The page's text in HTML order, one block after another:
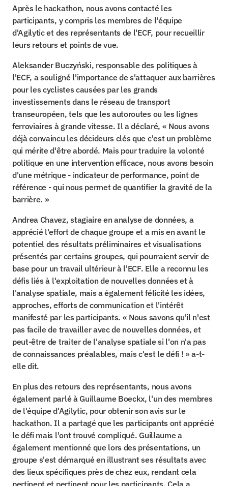
Après le hackathon, nous avons contacté les
participants, y compris les membres de l'équipe
d'Agilytic et des représentants de l'ECF, pour recueillir
leurs retours et points de vue.
Aleksander Buczyński, responsable des politiques à
l'ECF, a souligné l'importance de s'attaquer aux barrières
pour les cyclistes causées par les grands
investissements dans le réseau de transport
transeuropéen, tels que les autoroutes ou les lignes
ferroviaires à grande vitesse. Il a déclaré, « Nous avons
déjà convaincu les décideurs clés que c'est un problème
qui mérite d'être abordé. Mais pour traduire la volonté
politique en une intervention efficace, nous avons besoin
d'une métrique - indicateur de performance, point de
référence - qui nous permet de quantifier la gravité de la
barrière. »
Andrea Chavez, stagiaire en analyse de données, a
apprécié l'effort de chaque groupe et a mis en avant le
potentiel des résultats préliminaires et visualisations
présentés par certains groupes, qui pourraient servir de
base pour un travail ultérieur à l'ECF. Elle a reconnu les
défis liés à l'exploitation de nouvelles données et à
l'analyse spatiale, mais a également félicité les idées,
approches, efforts de communication et l'intérêt
manifesté par les participants. « Nous savons qu'il n'est
pas facile de travailler avec de nouvelles données, et
peut-être de traiter de l'analyse spatiale si l'on n'a pas
de connaissances préalables, mais c'est le défi ! » a-t-
elle dit.
En plus des retours des représentants, nous avons
également parlé à Guillaume Boeckx, l'un des membres
de l'équipe d'Agilytic, pour obtenir son avis sur le
hackathon. Il a partagé que les participants ont apprécié
le défi mais l'ont trouvé compliqué. Guillaume a
également mentionné que lors des présentations, un
groupe s'est démarqué en illustrant ses résultats avec
des lieux spécifiques près de chez eux, rendant cela
pertinent et pertinent pour les participants. Cela a